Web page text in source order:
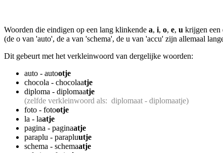
Woorden die eindigen op een lang klinkende a, i, o, e, u krijgen een
(de o van 'auto', de a van 'schema', de u van 'accu' zijn allemaal
Dit gebeurt met het verkleinwoord van dergelijke woorden:
auto - autootje
chocola - chocolaatje
diploma - diplomaatje
(zelfde verkleinwoord als: diplomaat - diplomaatje)
foto - fotootje
la - laatje
pagina - paginaatje
paraplu - parapluutje
schema - schemaatje